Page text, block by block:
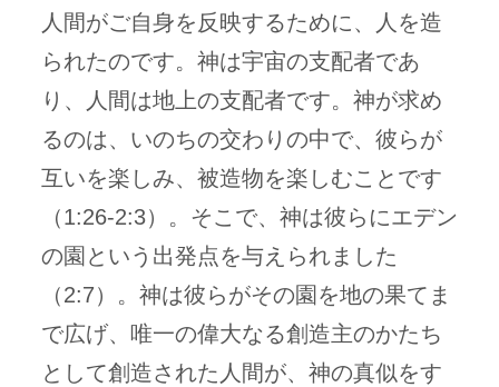
人間がご自身を反映するために、人を造
られたのです。神は宇宙の支配者であ
り、人間は地上の支配者です。神が求め
るのは、いのちの交わりの中で、彼らが
互いを楽しみ、被造物を楽しむことです
（1:26-2:3）。そこで、神は彼らにエデン
の園という出発点を与えられました
（2:7）。神は彼らがその園を地の果てま
で広げ、唯一の偉大なる創造主のかたち
として創造された人間が、神の真似をす